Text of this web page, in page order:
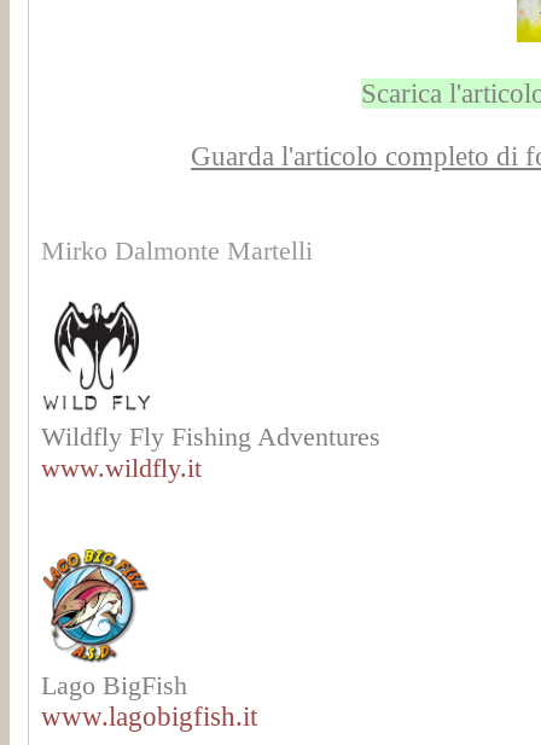
Scarica
Guarda l'articolo completo di
Mirko Dalmonte Martelli
Wildfly Fly Fishing Adventures
www.wildfly.it
Lago BigFish
www.lagobigfish.it